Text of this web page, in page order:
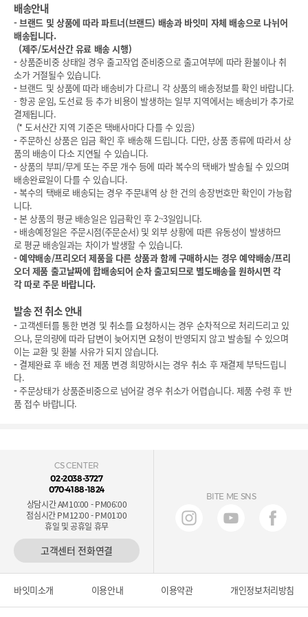
배송안내
-브랜드 및 상품에 따라 파트너(브랜드) 배송과 바잇미 자체 배송으로 나뉘어
배송됩니다.
(제주/도서산간 유료 배송 시행)
- 상품준비중 상태일 경우 출고작업 준비중으로 출고여부에 따라 환불이나 취
소가 거절될수 있습니다.
-브랜드 및 상품에 따라 배송비가 다르니 각 상품의 배송정보를 확인 바랍니다.
- 항공 운임, 도선료 등 추가 비용이 발생하는 일부 지역에서는 배송비가 추가로
결제됩니다.
(* 도서산간 지역 기준은 택배사마다 다를 수 있음)
-주문하신 상품은 입금 확인 후 배송해 드립니다. 다만, 상품 종류에 따라서 상
품의 배송이 다소 지연될 수 있습니다.
- 상품의 부피/무게 또는 주문 개수 등에 따라 복수의 택배가 발송될 수 있으며
배송완료일이 다를 수 있습니다.
-복수의 택배로 배송되는 경우 주문내역 상 한 건의 송장번호만 확인이 가능합
니다.
-본 상품의 평균 배송일은 입금확인 후 2~3일입니다.
- 배송예정일은 주문시점(주문순서) 및 외부 상황에 따른 유동성이 발생하므
로 평균 배송일과는 차이가 발생할 수 있습니다.
-예약배송/프리오더 제품을 다른 상품과 함께 구매하시는 경우 예약배송/프리
오더 제품 출고날짜에 합배송되어 순차 출고되므로 별도배송을 원하시면 각
각 따로 주문 바랍니다.
발송 전 취소 안내
-고객센터를 통한 변경 및 취소를 요청하시는 경우 순차적으로 처리드리고 있
으나, 문의량에 따라 답변이 늦어지면 요청이 반영되지 않고 발송될 수 있으며
이는 교환 및 환불 사유가 되지 않습니다.
- 결제완료 후 배송 전 제품 변경 희망하시는 경우 취소 후 재결제 부탁드립니
다.
-주문상태가 상품준비중으로 넘어갈 경우 취소가 어렵습니다. 제품 수령 후 반
품 접수 바랍니다.
CS CENTER
02-2038-3727
070-4188-1824
상담시간 AM10:00 - PM06:00
점심시간 PM12:00 - PM01:00
휴일 및 공휴일 휴무
고객센터 전화연결
BITE ME SNS
바잇미소개 이용안내 이용약관 개인정보처리방침